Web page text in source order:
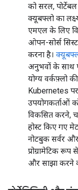
को सरल,
क्यूबफ्लो का
एमएल के लिए
ओपन-सोर्स
करना है।
अनुभवों के साथ
योग्य वर्कफ़्लो
Kubernetes
उपयोगकर्ताओं
विकसित करने,
होस्ट किए गए
नोटबुक सर्वर
प्रोग्रामेटिक
और साझा करने